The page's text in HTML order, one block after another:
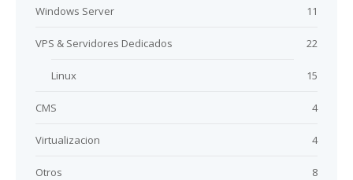
Windows Server 11
VPS & Servidores Dedicados 22
Linux 15
CMS 4
Virtualizacion 4
Otros 8